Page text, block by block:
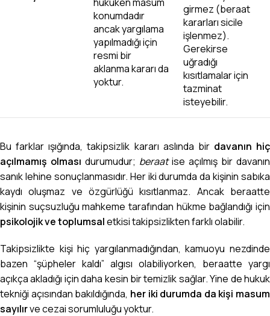
konumdadır
ancak yargılama
yapılmadığı için
resmi bir
aklanma kararı da
yoktur.
girmez (beraat
kararları sicile
işlenmez).
Gerekirse
uğradığı
kısıtlamalar için
tazminat
isteyebilir.
Bu farklar ışığında, takipsizlik kararı aslında bir davanın hiç
açılmamış olması durumudur; beraatise açılmış bir davanın
sanık lehine sonuçlanmasıdır. Her iki durumda da kişinin sabıka
kaydı oluşmaz ve özgürlüğü kısıtlanmaz. Ancak beraatte
kişinin suçsuzluğu mahkeme tarafından hükme bağlandığı için
psikolojik ve toplumsaletkisi takipsizlikten farklı olabilir.
Takipsizlikte kişi hiç yargılanmadığından, kamuoyu nezdinde
bazen “şüpheler kaldı” algısı olabiliyorken, beraatte yargı
açıkça akladığı için daha kesin bir temizlik sağlar. Yine de hukuk
tekniği açısından bakıldığında, her iki durumda da kişi masum
sayılırve cezai sorumluluğu yoktur.